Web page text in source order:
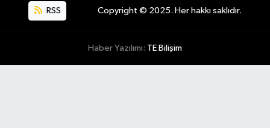
RSS Copyright © 2025. Her hakkı saklıdır.
Haber Yazılımı: TE Bilişim